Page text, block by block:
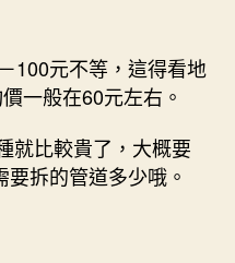
100元不等，這得看地
一般在60元左右。
就比較貴了，大概要
拆的管道多少哦。